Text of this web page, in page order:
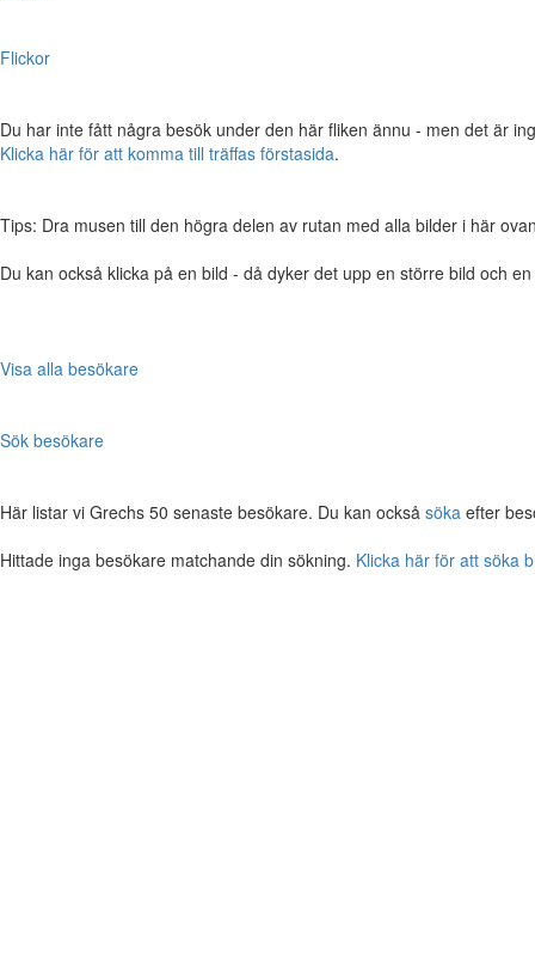
Flickor
Du har inte fått några besök under den här fliken ännu - men det är
Klicka här för att komma till träffas förstasida.
Tips: Dra musen till den högra delen av rutan med alla bilder i här
Du kan också klicka på en bild - då dyker det upp en större bild och
Visa alla besökare
Sök besökare
Här listar vi Grechs 50 senaste besökare. Du kan också söka efter
Hittade inga besökare matchande din sökning. Klicka här för att söka